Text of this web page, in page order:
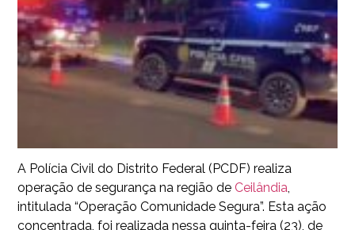
A Polícia Civil do Distrito Federal (PCDF) realiza
operação de segurança na região de Ceilândia,
intitulada “Operação Comunidade Segura”. Esta ação
concentrada, foi realizada nessa quinta-feira (23), de